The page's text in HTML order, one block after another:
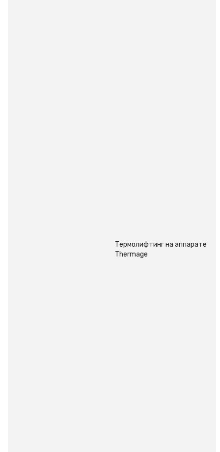
Термолифтинг на аппарате
Thermage